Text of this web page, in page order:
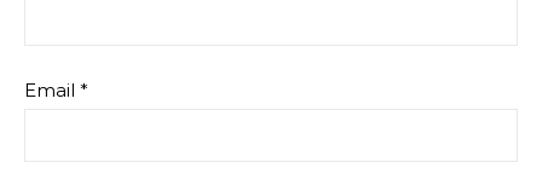
Email *